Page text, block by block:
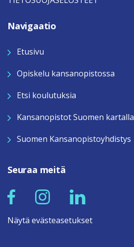
Navigaatio
Etusivu
Opiskelu kansanopistossa
Etsi koulutuksia
Kansanopistot Suomen kartalla
Suomen Kansanopistoyhdistys
Seuraa meitä
Näytä evästeasetukset